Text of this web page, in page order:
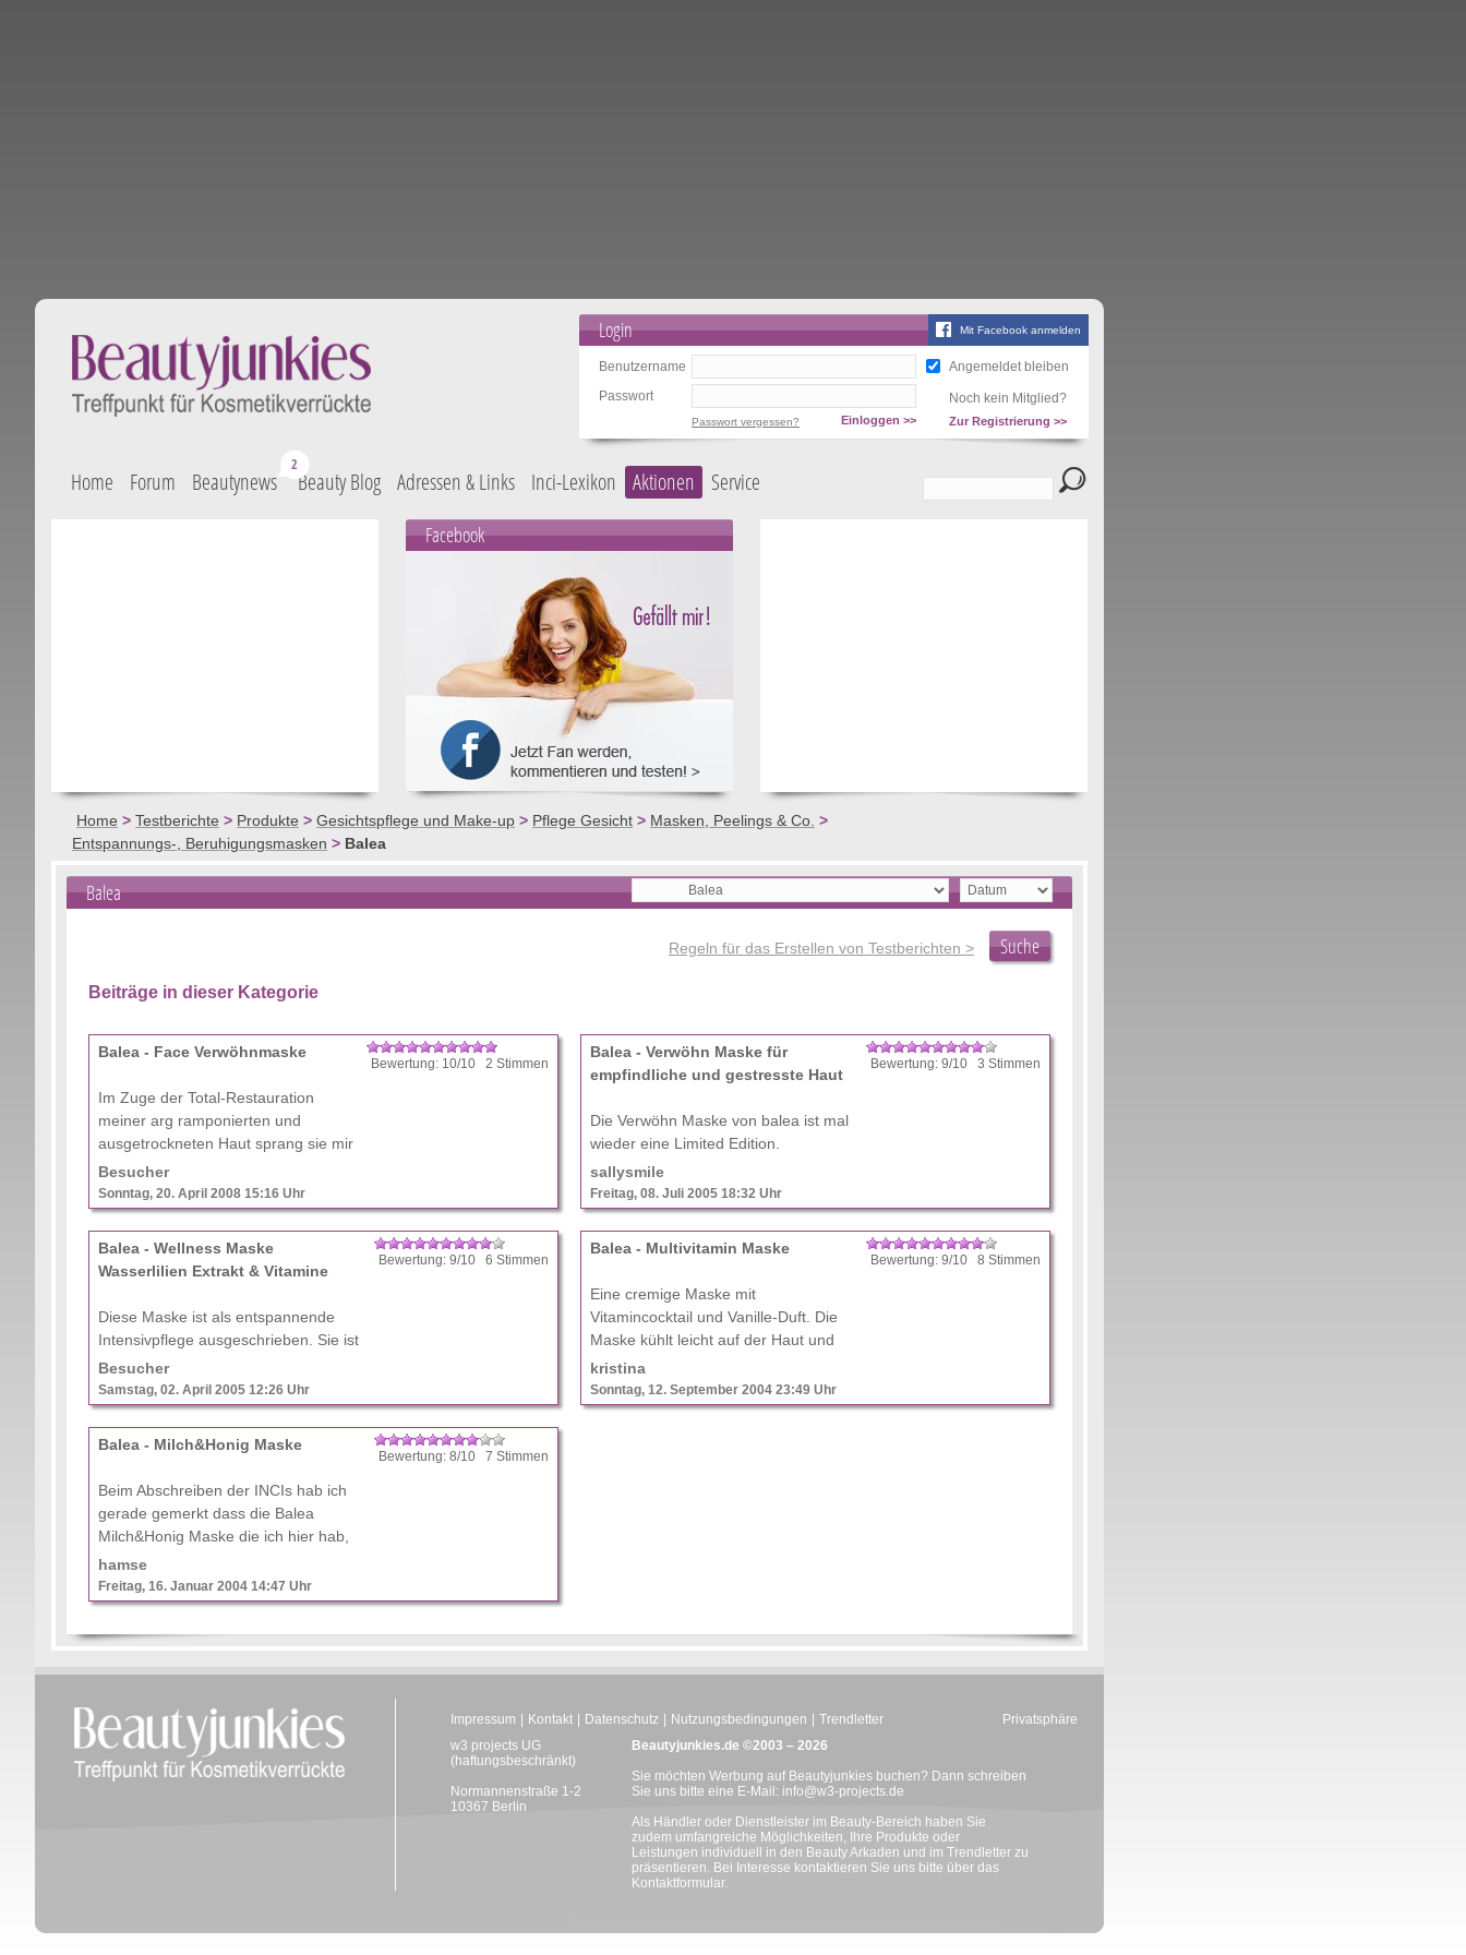
Mit Facebook anmelden
Login
Benutzername
Angemeldet bleiben
Passwort
Noch kein Mitglied?
Einloggen >>
Passwort vergessen? Zur Registrierung >>
Home Forum Beautynews Beauty Blog Adressen & Links Inci-Lexikon Aktionen Service
Facebook
Home > Testberichte > Produkte > Gesichtspflege und Make-up > Pflege Gesicht > Masken, Peelings & Co. >
Entspannungs-, Beruhigungsmasken > Balea
Balea
Regeln für das Erstellen von Testberichten > Suche
Beiträge in dieser Kategorie
Bewertung: 10/10 2 Stimmen
Balea - Face Verwöhnmaske
Im Zuge der Total-Restauration
meiner arg ramponierten und
ausgetrockneten Haut sprang sie mir
unten aus dem Regal ins Auge. Das
Sachet ist wie alle Masken von Balea
in einem praktischem Sachet un ...
Besucher
Sonntag, 20. April 2008 15:16 Uhr
Bewertung: 9/10 3 Stimmen
Balea - Verwöhn Maske für
empfindliche und gestresste Haut
Die Verwöhn Maske von balea ist mal
wieder eine Limited Edition.
Angereichert mit Kökos- und Mandelöl
soll sie die Haut entspannen und
regenerieren. Zunächst hatte ich
Bedenken wegen des Kokosöls, ...
sallysmile
Freitag, 08. Juli 2005 18:32 Uhr
Bewertung: 9/10 6 Stimmen
Balea - Wellness Maske
Wasserlilien Extrakt & Vitamine
Diese Maske ist als entspannende
Intensivpflege ausgeschrieben. Sie ist
als Hausmarke bei DM erhältlich und
als Special Edition gekennzeichnet.
Sehr praktisch ist, daß sie in einem
zweigeteilten B ...
Besucher
Samstag, 02. April 2005 12:26 Uhr
Bewertung: 9/10 8 Stimmen
Balea - Multivitamin Maske
Eine cremige Maske mit
Vitamincocktail und Vanille-Duft. Die
Maske kühlt leicht auf der Haut und
wirkt durch den angenehmen Vanille-
Geruch doppelt entspannend. Nach
10-15 Minuten soll die Maske ni ...
kristina
Sonntag, 12. September 2004 23:49 Uhr
Bewertung: 8/10 7 Stimmen
Balea - Milch&Honig Maske
Beim Abschreiben der INCIs hab ich
gerade gemerkt dass die Balea
Milch&Honig Maske die ich hier hab,
bloß bis 10/2003 haltbar gewesen
wäre, aber gestern Abend (01/2004)
war sie noch gut, aber ...
hamse
Freitag, 16. Januar 2004 14:47 Uhr
Privatsphäre
Impressum Kontakt Datenschutz Nutzungsbedingungen
Trendletter
w3 projects UG
(haftungsbeschränkt)
Normannenstraße 1-2
10367 Berlin
Beautyjunkies.de ©2003 – 2026
Sie möchten Werbung auf Beautyjunkies buchen? Dann schreiben
Sie uns bitte eine E-Mail: info@w3-projects.de
Als Händler oder Dienstleister im Beauty-Bereich haben Sie
zudem umfangreiche Möglichkeiten, Ihre Produkte oder
Leistungen individuell in den Beauty Arkaden und im Trendletter zu
präsentieren. Bei Interesse kontaktieren Sie uns bitte über das
Kontaktformular.